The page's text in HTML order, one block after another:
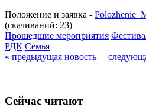
Положение и заявка -
(cкачиваний: 23)
Прошедшие мероприятия
РДК Семья
« предыдущая новость
Сейчас читают